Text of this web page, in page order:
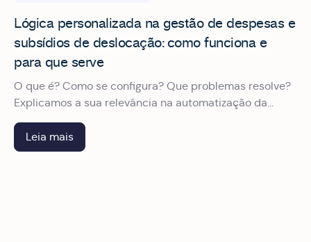
Lógica personalizada na gestão de despesas e
subsídios de deslocação: como funciona e
para que serve
O que é? Como se configura? Que problemas resolve?
Explicamos a sua relevância na automatização da
gestão de despesas de viagens profissionais.
Leia mais